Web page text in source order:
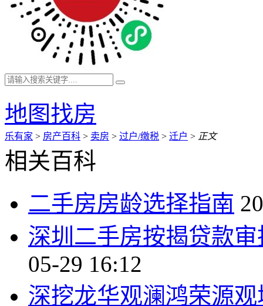
地图找房
乐有家 > 房产百科 > 卖房 > 过户/缴税 > 迁户 > 正文
相关百科
二手房房龄选择指南
深圳二手房按揭贷款
05-29 16:12
深挖龙华观澜鸿荣源